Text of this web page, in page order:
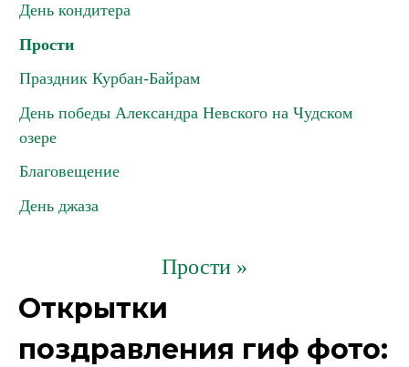
День кондитера
Прости
Праздник Курбан-Байрам
День победы Александра Невского на Чудском
озере
Благовещение
День джаза
Прости »
Открытки
поздравления гиф фото: